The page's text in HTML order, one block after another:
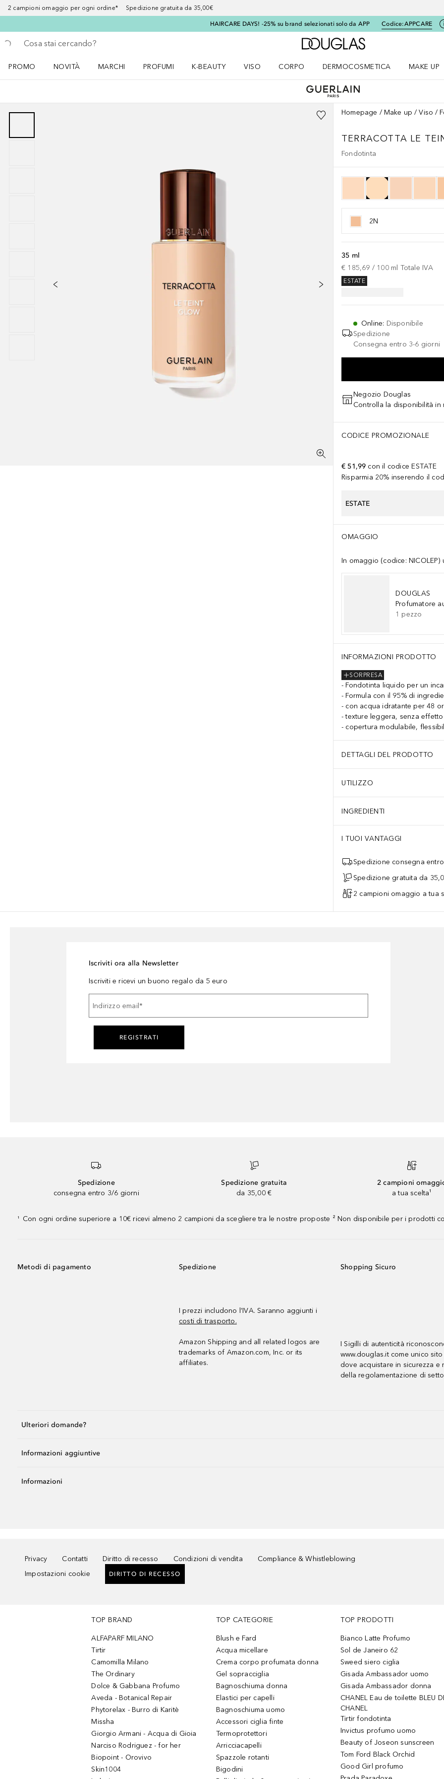
2 campioni omaggio per ogni ordine* Spedizione gratuita da 35,00€
HAIRCARE DAYS! -25% su brand selezionati solo da APP Codice:APPCARE
Torna indietro
Esegui ricerca
A Douglas Home
PROMO
NOVITÀ
MARCHI
PROFUMI
K-BEAUTY
VISO
CORPO
DERMOCOSMETICA
MAKE UP
Homepage Make up Viso
TERRACOTTA LE
Fondotinta
2N
35 ml
€ 185,69 / 100 ml Totale IVA
ESTATE
Online: Disponibile
Spedizione
Consegna entro 3-6 giorni
Negozio Douglas
Controlla la disponibilità in
CODICE PROMOZIONALE
€ 51,99 con il codice ESTATE
Risparmia 20% inserendo il
ESTATE
OMAGGIO
In omaggio (codice:
DOUGLAS
Profumatore
1 pezzo
INFORMAZIONI PRODOTTO
SORPRESA
Fondotinta liquido per un
Formula con il 95% di
con acqua idratante per 48
texture leggera, senza effetto
copertura modulabile,
DETTAGLI DEL PRODOTTO
UTILIZZO
INGREDIENTI
I TUOI VANTAGGI
Spedizione consegna
Spedizione gratuita da
2 campioni omaggio a tua
Iscriviti ora alla Newsletter
Iscriviti e ricevi un buono regalo da 5 euro
Indirizzo email *
REGISTRATI
Spedizione
consegna entro 3/6 giorni
Spedizione gratuita
da 35,00 €
2 campioni
a tua scelta¹
¹ Con ogni ordine superiore a 10€ ricevi almeno 2 campioni da scegliere tra le nostre proposte ² Non disponibile per i prodotti
Metodi di pagamento Spedizione
I prezzi includono l’IVA. Saranno aggiunti i
costi di trasporto.
Amazon Shipping and all related logos are
trademarks of Amazon.com, Inc. or its
affiliates.
Shopping Sicuro
I Sigilli di autenticità
www.douglas.it come unico
dove acquistare in sicurezza e
della regolamentazione di
Ulteriori domande?
Informazioni aggiuntive
Informazioni
Privacy Contatti Diritto di recesso Condizioni di vendita
Compliance & Whistleblowing
Impostazioni cookie
DIRITTO DI RECESSO
TOP BRAND
ALFAPARF MILANO
Tirtir
Camomilla Milano
The Ordinary
Dolce & Gabbana Profumo
Aveda - Botanical Repair
Phytorelax - Burro di Karitè
Missha
Giorgio Armani - Acqua di Gioia
Narciso Rodriguez - for her
Biopoint - Orovivo
Skin1004
TOP CATEGORIE
Blush e Fard
Acqua micellare
Crema corpo profumata donna
Gel sopracciglia
Bagnoschiuma donna
Elastici per capelli
Bagnoschiuma uomo
Accessori ciglia finte
Termoprotettori
Arricciacapelli
Spazzole rotanti
Bigodini
TOP PRODOTTI
Bianco Latte Profumo
Sol de Janeiro 62
Sweed siero ciglia
Gisada Ambassador uomo
Gisada Ambassador donna
CHANEL Eau de toilette BLEU
CHANEL
Tirtir fondotinta
Invictus profumo uomo
Beauty of Joseon sunscreen
Tom Ford Black Orchid
Good Girl profumo